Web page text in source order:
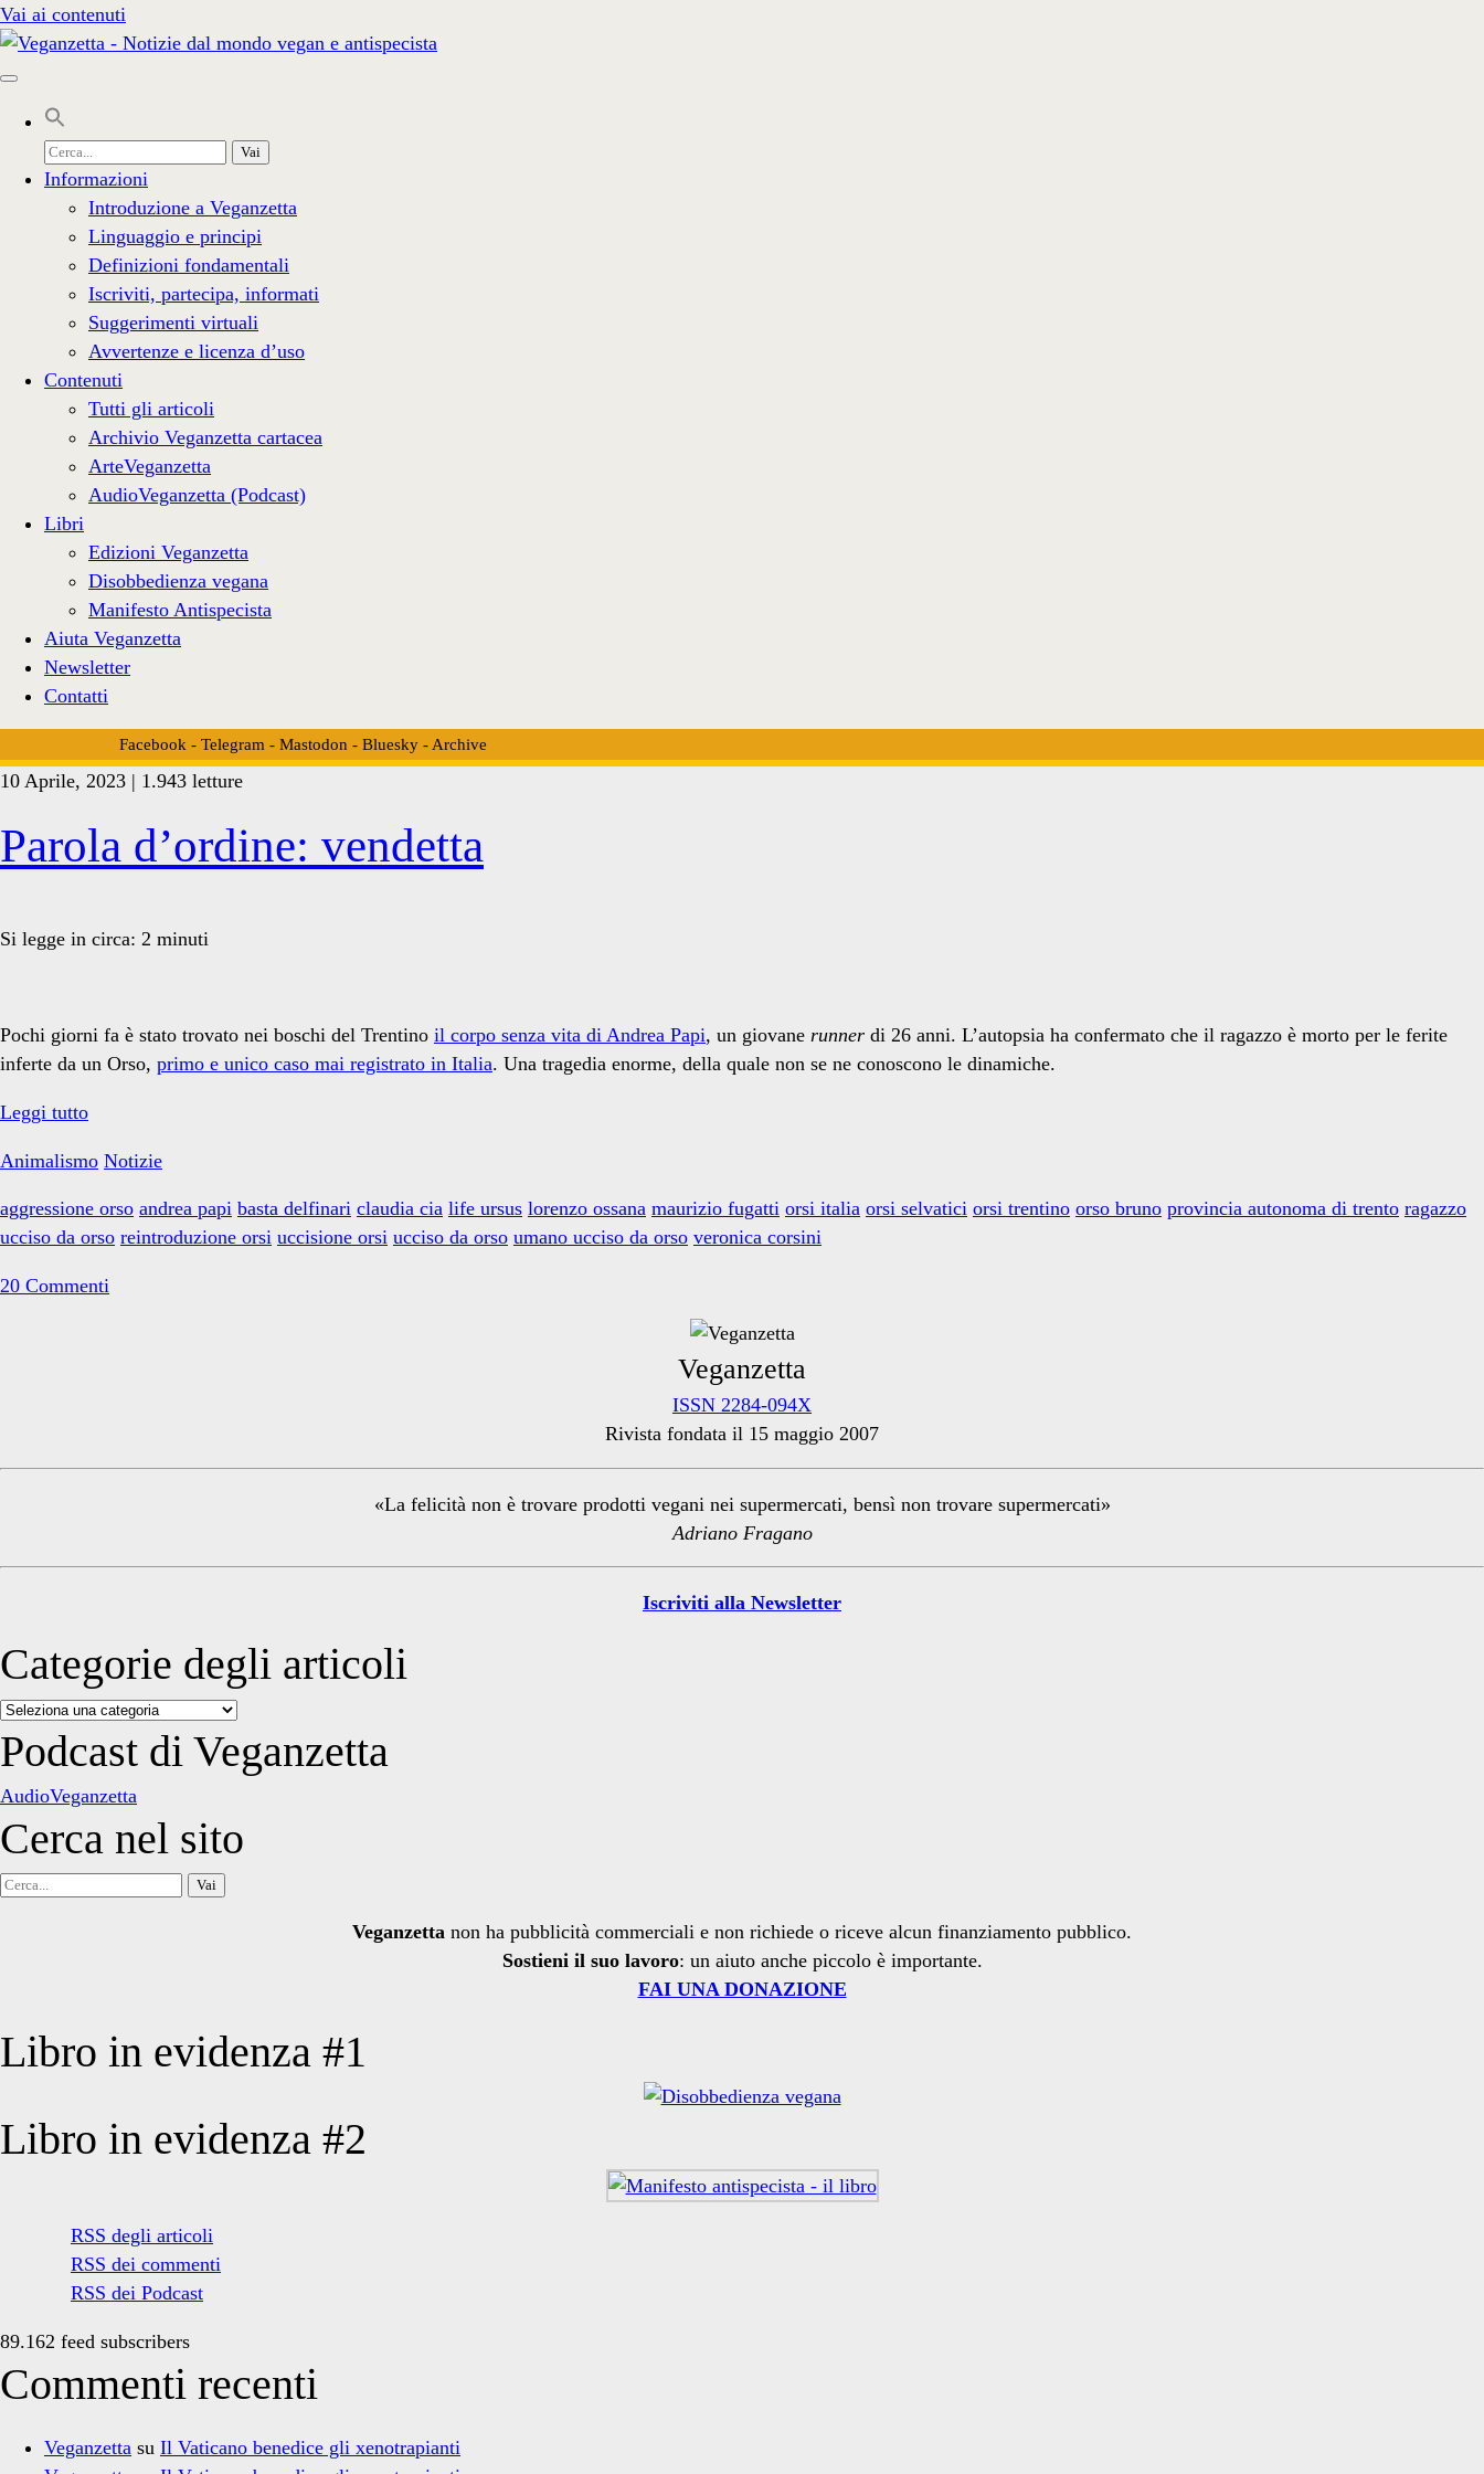
Vai ai contenuti
Cerca
per:
Informazioni
Introduzione a Veganzetta
Linguaggio e principi
Definizioni fondamentali
Iscriviti, partecipa, informati
Suggerimenti virtuali
Avvertenze e licenza d’uso
Contenuti
Tutti gli articoli
Archivio Veganzetta cartacea
ArteVeganzetta
AudioVeganzetta (Podcast)
Libri
Edizioni Veganzetta
Disobbedienza vegana
Manifesto Antispecista
Aiuta Veganzetta
Newsletter
Contatti
Facebook - Telegram - Mastodon - Bluesky- Archive
orsi</span>
10 Aprile, 2023 | 1.943 letture
Parola d’ordine: vendetta
Si legge in circa: 2 minuti
Pochi giorni fa è stato trovato nei boschi del Trentino il corpo senza vita di Andrea Papi, un giovane runner di 26 anni. L’autopsia ha confermato che il ragazzo è morto per le ferite
inferte da un Orso, primo e unico caso mai registrato in Italia. Una tragedia enorme, della quale non se ne conoscono le dinamiche.
Leggi tuttoParola
vendetta
Animalismo Notizie
aggressione orso andrea papi basta delfinari claudia cia life ursus lorenzo ossana maurizio fugatti orsi italia orsi selvatici orsi trentino orso bruno provincia autonoma di trento ragazzo
ucciso da orso reintroduzione orsi uccisione orsi ucciso da orso umano ucciso da orso veronica corsini
20 Commenti
Sidebar
Veganzetta
ISSN 2284-094X
Rivista fondata il 15 maggio 2007
«La felicità non è trovare prodotti vegani nei supermercati, bensì non trovare supermercati»
Adriano Fragano
Iscriviti alla Newsletter
Categorie degli articoli
Categorie
degli
articoli
Podcast di Veganzetta
AudioVeganzetta
Cerca nel sito
Cerca
Veganzetta non ha pubblicità commerciali e non richiede o riceve alcun finanziamento pubblico.
Sostieni il suo lavoro: un aiuto anche piccolo è importante.
FAI UNA DONAZIONE
Libro in evidenza #1
Libro in evidenza #2
RSS degli articoli
RSS dei commenti
RSS dei Podcast
89.162 feed subscribers
Commenti recenti
Veganzetta su Il Vaticano benedice gli xenotrapianti